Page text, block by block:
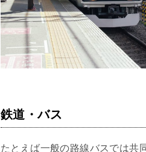
鉄道・バス
たとえば一般の路線バスでは共